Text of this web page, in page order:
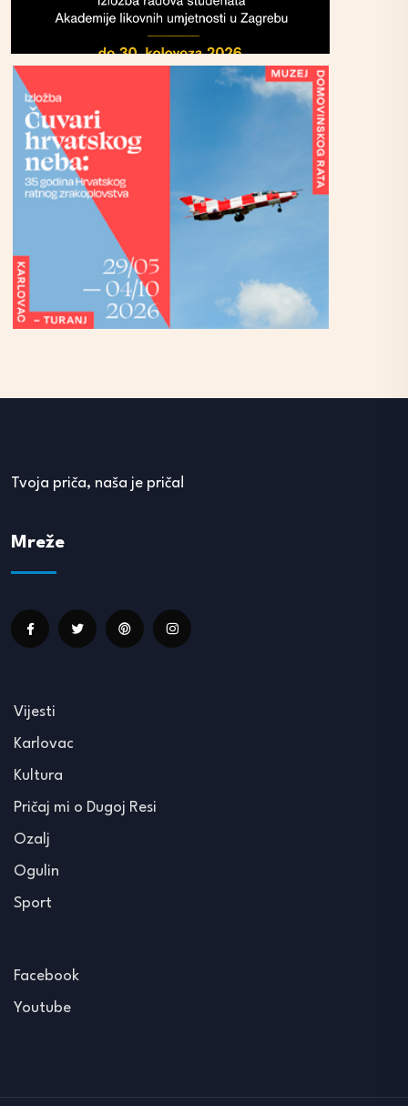
Tvoja priča, naša je priča!
Mreže
Vijesti
Karlovac
Kultura
Pričaj mi o Dugoj Resi
Ozalj
Ogulin
Sport
Facebook
Youtube